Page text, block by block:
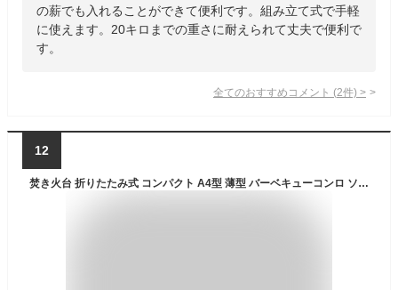
の薪でも入れることができて便利です。組み立て式で手軽
に使えます。20キロまでの重さに耐えられて丈夫で便利で
す。
全てのおすすめコメント (2件) >
12
焚き火台 折りたたみ式 コンパクト A4型 薄型 バーベキューコンロ ソロ 用 BBQ ステンレス カマドグリル 収納ケース付 薪 アミ あみ 網 軽量 折りたたみ 折り畳み 折り畳み式 キャプテンスタッグ